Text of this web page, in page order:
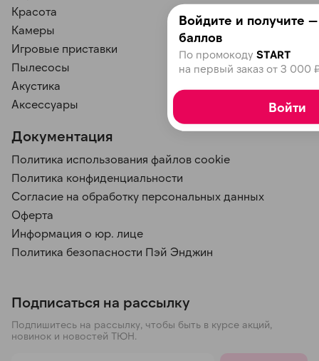
Красота
Камеры
Игровые приставки
Пылесосы
Акустика
Аксессуары
Документация
Политика использования файлов cookie
Политика конфиденциальности
Согласие на обработку персональных данных
Оферта
Информация о юр. лице
Политика безопасности Пэй Энджин
Подписаться на рассылку
Подпишитесь на рассылку, чтобы быть в курсе акций,
новинок и новостей ТЮН.
Войдите и получите
баллов
По промокоду START
на первый заказ от 3 000
Войти